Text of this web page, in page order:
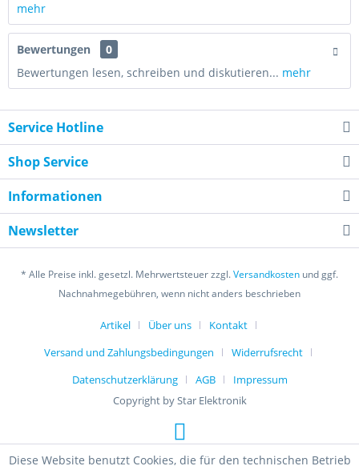
mehr
Bewertungen
0
Bewertungen lesen, schreiben und diskutieren... mehr
Service Hotline
Shop Service
Informationen
Newsletter
* Alle Preise inkl. gesetzl. Mehrwertsteuer zzgl.Versandkosten und ggf.
Nachnahmegebühren, wenn nicht anders beschrieben
Artikel Über uns
Kontakt
Versand und Zahlungsbedingungen
Widerrufsrecht
Datenschutzerklärung
AGB
Impressum
Copyright by Star Elektronik
Diese Website benutzt Cookies, die für den technischen Betrieb